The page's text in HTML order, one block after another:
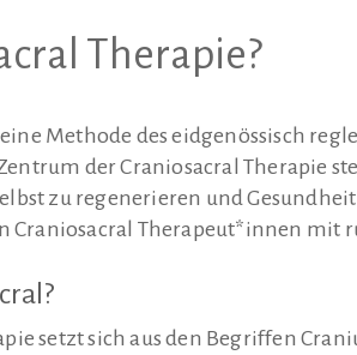
Therapie?
Methode des eidgenössisch
der Craniosacral Therapie
zu regenerieren und
Craniosacral Therapeut*innen mit
setzt sich aus den Begriffen